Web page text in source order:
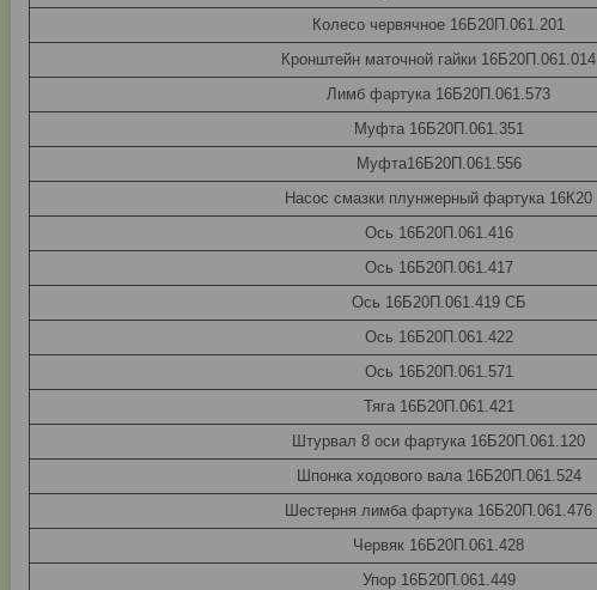
Колесо червячное 16Б20П.061.201
Кронштейн маточной гайки 16Б20П.061.014
Лимб фартука 16Б20П.061.573
Муфта 16Б20П.061.351
Муфта16Б20П.061.556
Насос смазки плунжерный фартука 16К20
Ось 16Б20П.061.416
Ось 16Б20П.061.417
Ось 16Б20П.061.419 СБ
Ось 16Б20П.061.422
Ось 16Б20П.061.571
Тяга 16Б20П.061.421
Штурвал 8 оси фартука 16Б20П.061.120
Шпонка ходового вала 16Б20П.061.524
Шестерня лимба фартука 16Б20П.061.476
Червяк 16Б20П.061.428
Упор 16Б20П.061.449